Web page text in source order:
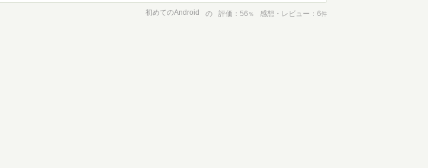
初めてのAndroid の 評価 56 ％ 感想・レビュー 6件